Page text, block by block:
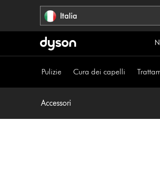
Italia
Pulizie Cura dei capelli
Accessori